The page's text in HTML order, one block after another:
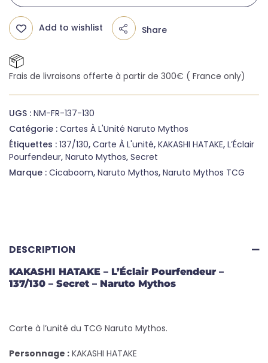
Add to wishlist Share
Frais de livraisons offerte à partir de 300€ ( France only)
UGS : NM-FR-137-130
Catégorie : Cartes À L'Unité Naruto Mythos
Étiquettes : 137/130, Carte À L'unité, KAKASHI HATAKE, L’Éclair
Pourfendeur, Naruto Mythos, Secret
Marque : Cicaboom, Naruto Mythos, Naruto Mythos TCG
DESCRIPTION
KAKASHI HATAKE – L’Éclair Pourfendeur –
137/130 – Secret – Naruto Mythos
Carte à l’unité du TCG Naruto Mythos.
Personnage : KAKASHI HATAKE